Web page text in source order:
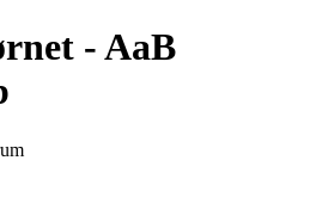
- AaB